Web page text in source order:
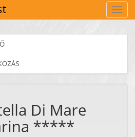
Di Mare
*****